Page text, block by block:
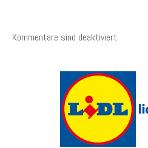
Kommentare sind deaktiviert